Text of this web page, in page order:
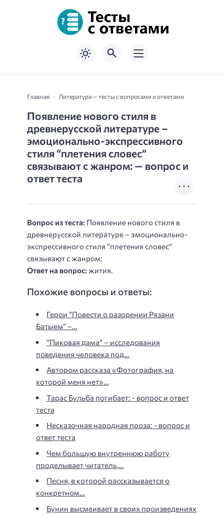
Главная Литература — тесты с вопросами и ответами
Появление нового стиля в
древнерусской литературе –
эмоционально-экспрессивного
стиля “плетения словес”
связывают с жанром: — вопрос и
ответ теста
Вопрос из теста: Появление нового стиля в
древнерусской литературе – эмоционально-
экспрессивного стиля “плетения словес”
связывают с жанром:
Ответ на вопрос: жития.
Похожие вопросы и ответы:
Герои “Повести о разорении Рязани
Батыем” –…
“Пиковая дама” – исследования
поведения человека под…
Автором рассказа «Фотография, на
которой меня нет»…
Тарас Бульба погибает: - вопрос и ответ
теста
Несказочная народная проза: - вопрос и
ответ теста
Чем большую внутреннюю работу
проделывает читатель,…
Песня, в которой рассказывается о
конкретном…
Бунин высмеивает в своих произведениях